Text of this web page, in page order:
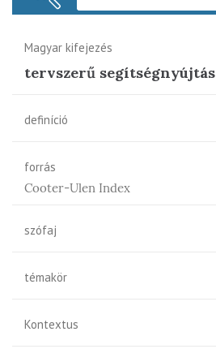
Magyar kifejezés
tervszerű segítségnyújtás
definíció
forrás
Cooter-Ulen Index
szófaj
témakör
Kontextus